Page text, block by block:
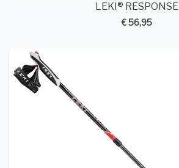
LEKI® RESPONSE
€ 56,95